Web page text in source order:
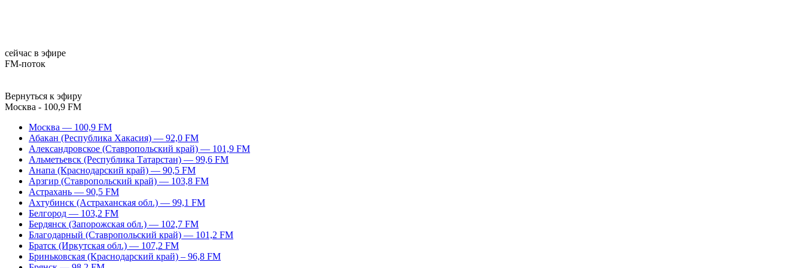
сейчас в эфире
FM-поток
Вернуться к эфиру
Москва - 100,9 FM
Москва — 100,9 FM
Абакан (Республика Хакасия) — 92,0 FM
Александровское (Ставропольский край) — 101,9 FM
Альметьевск (Республика Татарстан) — 99,6 FM
Анапа (Краснодарский край) — 90,5 FM
Арзгир (Ставропольский край) — 103,8 FM
Астрахань — 90,5 FM
Ахтубинск (Астраханская обл.) — 99,1 FM
Белгород — 103,2 FM
Бердянск (Запорожская обл.) — 102,7 FM
Благодарный (Ставропольский край) — 101,2 FM
Братск (Иркутская обл.) — 107,2 FM
Бриньковская (Краснодарский край) – 96,8 FM